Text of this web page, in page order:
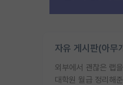
자유 게시판(아무
외부에서 괜찮은 랩
대학원 월급 정리해